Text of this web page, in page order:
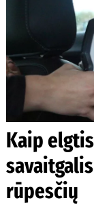
Kaip
rūpesčių